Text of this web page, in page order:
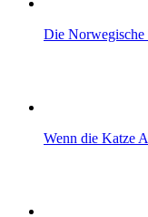
Die Norwegische
Wenn die Katze